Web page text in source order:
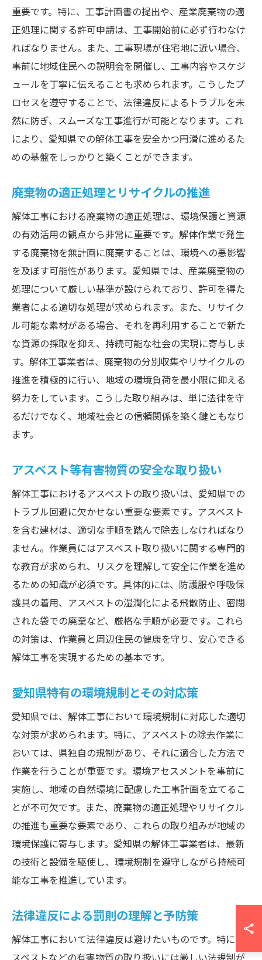
重要です。特に、工事計画書の提出や、産業廃棄物の適
正処理に関する許可申請は、工事開始前に必ず行わなけ
ればなりません。また、工事現場が住宅地に近い場合、
事前に地域住民への説明会を開催し、工事内容やスケジ
ュールを丁寧に伝えることも求められます。こうしたプ
ロセスを遵守することで、法律違反によるトラブルを未
然に防ぎ、スムーズな工事進行が可能となります。これ
により、愛知県での解体工事を安全かつ円滑に進めるた
めの基盤をしっかりと築くことができます。
廃棄物の適正処理とリサイクルの推進
解体工事における廃棄物の適正処理は、環境保護と資源
の有効活用の観点から非常に重要です。解体作業で発生
する廃棄物を無計画に廃棄することは、環境への悪影響
を及ぼす可能性があります。愛知県では、産業廃棄物の
処理について厳しい基準が設けられており、許可を得た
業者による適切な処理が求められます。また、リサイク
ル可能な素材がある場合、それを再利用することで新た
な資源の採取を抑え、持続可能な社会の実現に寄与しま
す。解体工事業者は、廃棄物の分別収集やリサイクルの
推進を積極的に行い、地域の環境負荷を最小限に抑える
努力をしています。こうした取り組みは、単に法律を守
るだけでなく、地域社会との信頼関係を築く鍵ともなり
ます。
アスベスト等有害物質の安全な取り扱い
解体工事におけるアスベストの取り扱いは、愛知県での
トラブル回避に欠かせない重要な要素です。アスベスト
を含む建材は、適切な手順を踏んで除去しなければなり
ません。作業員にはアスベスト取り扱いに関する専門的
な教育が求められ、リスクを理解して安全に作業を進め
るための知識が必須です。具体的には、防護服や呼吸保
護具の着用、アスベストの湿潤化による飛散防止、密閉
された袋での廃棄など、厳格な手順が必要です。これら
の対策は、作業員と周辺住民の健康を守り、安心できる
解体工事を実現するための基本です。
愛知県特有の環境規制とその対応策
愛知県では、解体工事において環境規制に対応した適切
な対策が求められます。特に、アスベストの除去作業に
おいては、県独自の規制があり、それに適合した方法で
作業を行うことが重要です。環境アセスメントを事前に
実施し、地域の自然環境に配慮した工事計画を立てるこ
とが不可欠です。また、廃棄物の適正処理やリサイクル
の推進も重要な要素であり、これらの取り組みが地域の
環境保護に寄与します。愛知県の解体工事業者は、最新
の技術と設備を駆使し、環境規制を遵守しながら持続可
能な工事を推進しています。
法律違反による罰則の理解と予防策
解体工事において法律違反は避けたいものです。特にア